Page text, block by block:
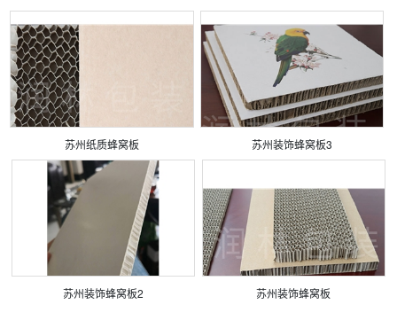
苏州纸质蜂窝板 苏州装饰蜂窝板3
苏州装饰蜂窝板2 苏州装饰蜂窝板